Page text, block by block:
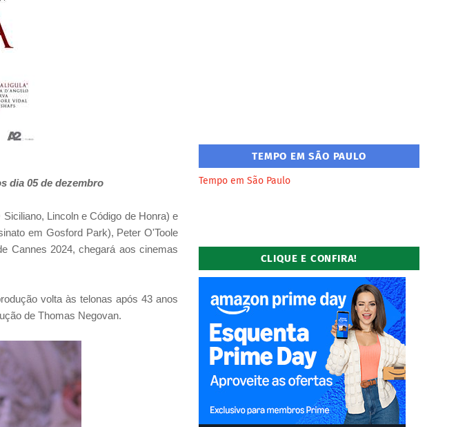
dia 05 de dezembro
Lincoln e Código de Honra) e
em Gosford Park), Peter O'Toole
Cannes 2024, chegará aos cinemas
volta às telonas após 43 anos
de Thomas Negovan.
TEMPO EM SÃO PAULO
Tempo em São Paulo
CLIQUE E CONFIRA!